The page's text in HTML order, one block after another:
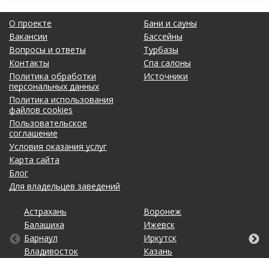
О проекте
Вакансии
Вопросы и ответы
Контакты
Политика обработки
персональных данных
Политика использования
файлов cookies
Пользовательское
соглашение
Условия оказания услуг
Карта сайта
Блог
Для владельцев заведений
Бани и сауны
Бассейны
Турбазы
Спа салоны
Источники
Астрахань
Балашиха
Барнаул
Владивосток
Воронеж
Ижевск
Иркутск
Казань
Кемерово
Киров
Краснодар
Красноярск
Махачкала
Москва
Набережные Челны
Нижний Новгород
Омск
Оренбург
Пенза
Пермь
Рязань
Самара
Санкт-Петербург
Саратов
Тольятти
Томск
Тула
Тюмень
Уфа
Хабаровск
Чебоксары
Челябинск